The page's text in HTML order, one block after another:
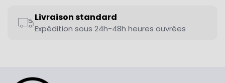
Livraison standard
Expédition sous 24h-48h heures ouvrées